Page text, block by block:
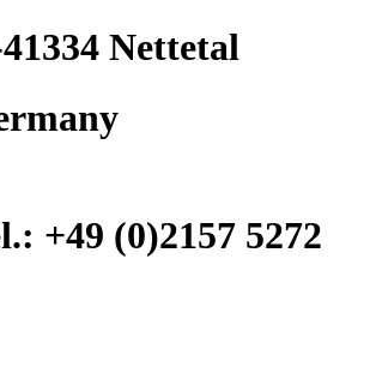
Nettetal
+49 (0)2157 5272